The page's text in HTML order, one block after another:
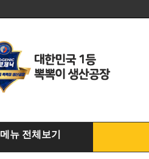
메뉴 전체보기